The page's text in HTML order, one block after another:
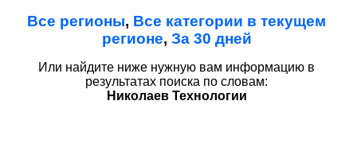
Все регионы, Все категории в текущем
регионе, За 30 дней
Или найдите ниже нужную вам информацию в
результатах поиска по словам:
Николаев Технологии